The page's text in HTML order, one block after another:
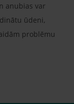
anubias var
ūdeni,
problēmu